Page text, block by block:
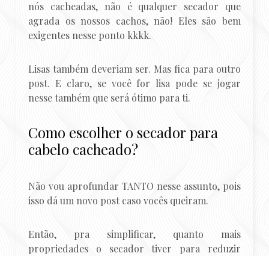
nós cacheadas, não é qualquer secador que
agrada os nossos cachos, não! Eles são bem
exigentes nesse ponto kkkk.
Lisas também deveriam ser. Mas fica para outro
post. E claro, se você for lisa pode se jogar
nesse também que será ótimo para ti.
Como escolher o secador para
cabelo cacheado?
Não vou aprofundar TANTO nesse assunto, pois
isso dá um novo post caso vocês queiram.
Então, pra simplificar, quanto mais
propriedades o secador tiver para reduzir